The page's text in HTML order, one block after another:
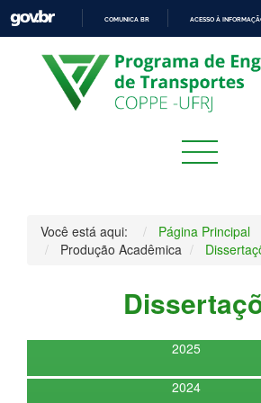
PARA
O
CONTEÚDO
COMUNICA BR ACESSO À
Você está aqui:
Página Principal
Produção Acadêmica
2025
2024